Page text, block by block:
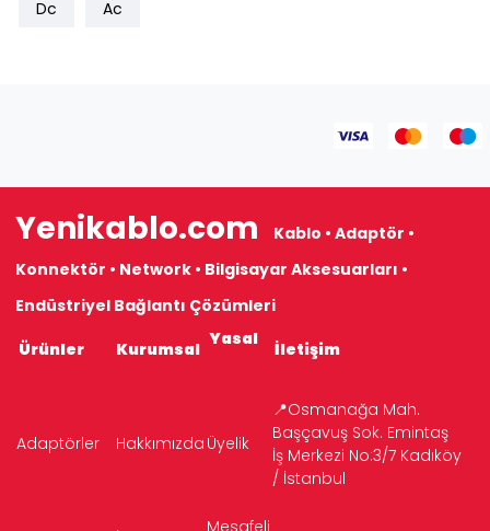
Dc Ac
Yenikablo.com
Kablo • Adaptör •
Konnektör • Network • Bilgisayar Aksesuarları •
Endüstriyel Bağlantı Çözümleri
Ürünler
Kurumsal Yasal İletişim
Adaptörler Hakkımızda Üyelik
📍Osmanağa Mah.
Başçavuş Sok. Emintaş
İş Merkezi No:3/7 Kadıköy
/ İstanbul